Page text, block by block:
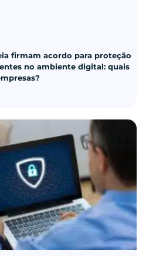
firmam acordo para proteção
no ambiente digital: quais